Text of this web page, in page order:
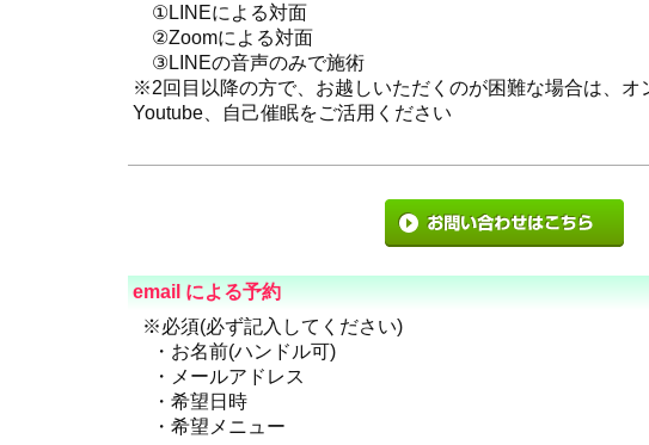
①LINEによる対面
②Zoomによる対面
③LINEの音声のみで施術
※2回目以降の方で、お越しいただくのが困難な場合は、オ
Youtube、自己催眠をご活用ください
email による予約
※必須(必ず記入してください)
・お名前(ハンドル可)
・メールアドレス
・希望日時
・希望メニュー